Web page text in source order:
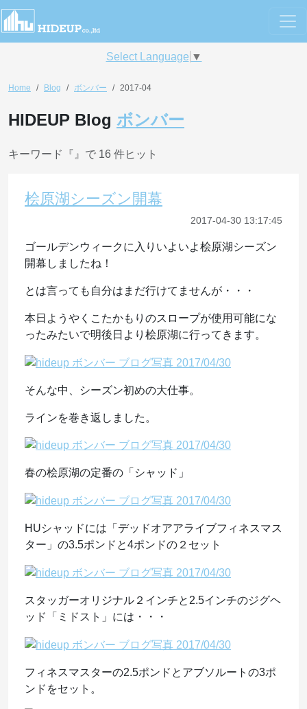
Select Language ▼
Home Blog ボンバー 2017-04
HIDEUP Blog ボンバー
キーワード『 』で 16 件ヒット
桧原湖シーズン開幕
2017-04-30 13:17:45
ゴールデンウィークに入りいよいよ桧原湖シーズン
開幕しましたね！
とは言っても自分はまだ行けてませんが・・・
本日ようやくこたかもりのスロープが使用可能にな
ったみたいで明後日より桧原湖に行ってきます。
そんな中、シーズン初めの大仕事。
ラインを巻き返しました。
春の桧原湖の定番の「シャッド」
HUシャッドには「デッドオアアライブフィネスマス
ター」の3.5ポンドと4ポンドの２セット
スタッガーオリジナル２インチと2.5インチのジグヘ
ッド「ミドスト」には・・・
フィネスマスターの2.5ポンドとアブソルートの3ポ
ンドをセット。